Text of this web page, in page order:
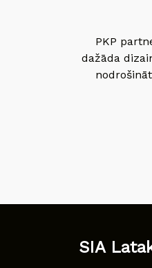
PKP
dažāda
SIA